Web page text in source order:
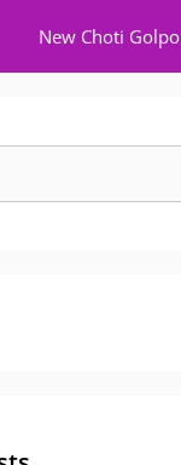
New Choti Golpo